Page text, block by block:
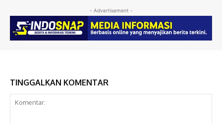
- Advertisement -
TINGGALKAN KOMENTAR